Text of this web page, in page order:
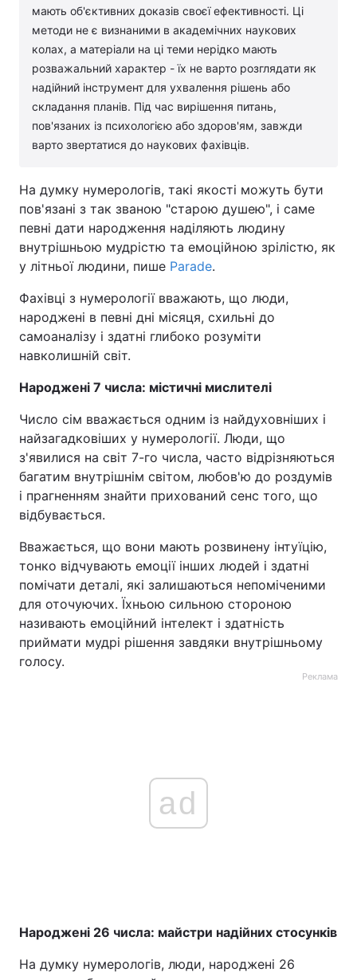
мають об'єктивних доказів своєї ефективності. Ці
методи не є визнаними в академічних наукових
колах, а матеріали на ці теми нерідко мають
розважальний характер - їх не варто розглядати як
надійний інструмент для ухвалення рішень або
складання планів. Під час вирішення питань,
пов'язаних із психологією або здоров'ям, завжди
варто звертатися до наукових фахівців.
На думку нумерологів, такі якості можуть бути
пов'язані з так званою "старою душею", і саме
певні дати народження наділяють людину
внутрішньою мудрістю та емоційною зрілістю, як
у літньої людини, пише Parade.
Фахівці з нумерології вважають, що люди,
народжені в певні дні місяця, схильні до
самоаналізу і здатні глибоко розуміти
навколишній світ.
Народжені 7 числа: містичні мислителі
Число сім вважається одним із найдуховніших і
найзагадковіших у нумерології. Люди, що
з'явилися на світ 7-го числа, часто відрізняються
багатим внутрішнім світом, любов'ю до роздумів
і прагненням знайти прихований сенс того, що
відбувається.
Вважається, що вони мають розвинену інтуїцію,
тонко відчувають емоції інших людей і здатні
помічати деталі, які залишаються непоміченими
для оточуючих. Їхньою сильною стороною
називають емоційний інтелект і здатність
приймати мудрі рішення завдяки внутрішньому
голосу.
Реклама
ad
Народжені 26 числа: майстри надійних стосунків
На думку нумерологів, люди, народжені 26